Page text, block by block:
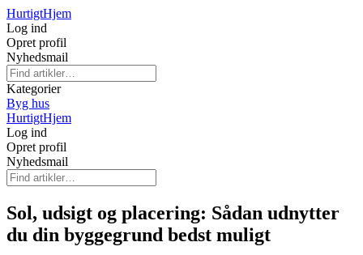
HurtigtHjem
Log ind
Opret profil
Nyhedsmail
Kategorier
Byg hus
HurtigtHjem
Log ind
Opret profil
Nyhedsmail
Sol, udsigt og placering: Sådan udnytter
du din byggegrund bedst muligt